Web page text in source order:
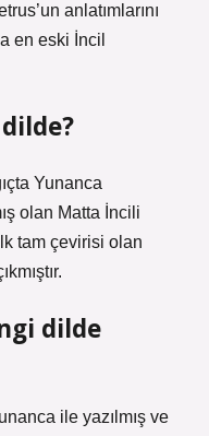
anlatımlarını
en eski İncil
Yunanca
olan Matta İncili
tam çevirisi olan
dilde
ile yazılmış ve